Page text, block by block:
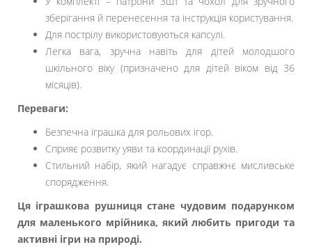
зберігання й перенесення та інструкція користування.
Для пострілу використовуються капсулі.
Легка вага, зручна навіть для дітей молодшого
шкільного віку (призначено для дітей віком від 36
місяців).
Переваги:
Безпечна іграшка для рольових ігор.
Сприяє розвитку уяви та координації рухів.
Стильний набір, який нагадує справжнє мисливське
спорядження.
Ця іграшкова рушниця стане чудовим подарунком
для маленького мрійника, який любить пригоди та
активні ігри на природі.